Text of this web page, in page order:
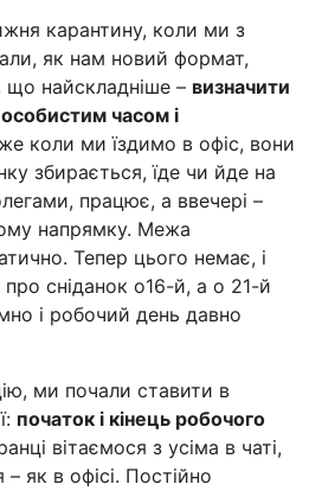
карантину, коли ми з
як нам новий формат,
що найскладніше – визначити
часом і
коли ми їздимо в офіс, вони
збирається, їде чи йде на
працює, а ввечері –
напрямку. Межа
Тепер цього немає, і
сніданок о16-й, а о 21-й
і робочий день давно
ми почали ставити в
початок і кінець робочого
вітаємося з усіма в чаті,
як в офісі. Постійно